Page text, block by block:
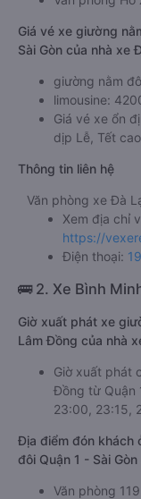
Giá vé xe giường
Sài Gòn của nhà xe
giường nằm
limousine:
Giá vé xe ổn
dịp Lễ, Tết
Thông tin liên hệ
Văn phòng xe Đà
Xem địa chỉ
https://
Điện thoại:
🚌 2. Xe Bình
Giờ xuất phát xe
Lâm Đồng của nhà
Giờ xuất phát
Đồng từ Quận
23:00, 23:15,
Địa điểm đón khách
đôi Quận 1 - Sài
Văn phòng